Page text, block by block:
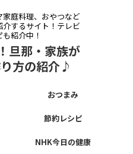
庭料理、おやつなど
するサイト！テレビ
紹介中！
旦那・家族が
方の紹介♪
おつまみ
節約レシピ
NHK今日の健康